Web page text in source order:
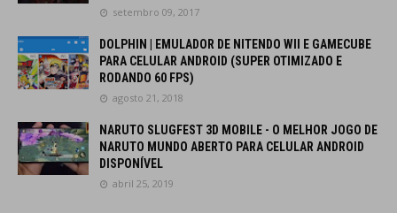
setembro 09, 2017
DOLPHIN | EMULADOR DE NITENDO WII E GAMECUBE
PARA CELULAR ANDROID (SUPER OTIMIZADO E
RODANDO 60 FPS)
agosto 21, 2018
NARUTO SLUGFEST 3D MOBILE - O MELHOR JOGO DE
NARUTO MUNDO ABERTO PARA CELULAR ANDROID
DISPONÍVEL
abril 25, 2019